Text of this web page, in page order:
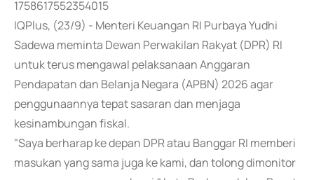
1758617552354015
IQPlus, (23/9) - Menteri Keuangan RI Purbaya Yudhi
Sadewa meminta Dewan Perwakilan Rakyat (DPR) RI
untuk terus mengawal pelaksanaan Anggaran
Pendapatan dan Belanja Negara (APBN) 2026 agar
penggunaannya tepat sasaran dan menjaga
kesinambungan fiskal.
"Saya berharap ke depan DPR atau Banggar RI memberi
masukan yang sama juga ke kami, dan tolong dimonitor